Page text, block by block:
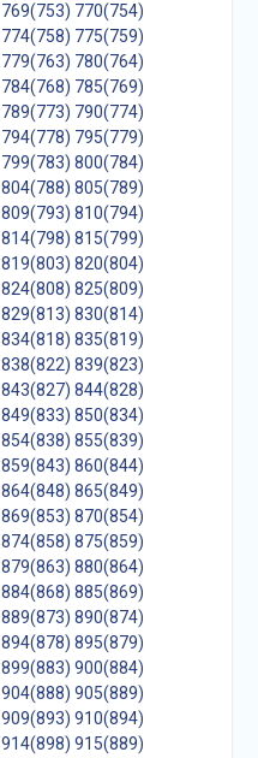
769(753) 770(754)
774(758) 775(759)
779(763) 780(764)
784(768) 785(769)
789(773) 790(774)
794(778) 795(779)
799(783) 800(784)
804(788) 805(789)
809(793) 810(794)
814(798) 815(799)
819(803) 820(804)
824(808) 825(809)
829(813) 830(814)
834(818) 835(819)
838(822) 839(823)
843(827) 844(828)
849(833) 850(834)
854(838) 855(839)
859(843) 860(844)
864(848) 865(849)
869(853) 870(854)
874(858) 875(859)
879(863) 880(864)
884(868) 885(869)
889(873) 890(874)
894(878) 895(879)
899(883) 900(884)
904(888) 905(889)
909(893) 910(894)
914(898) 915(889)